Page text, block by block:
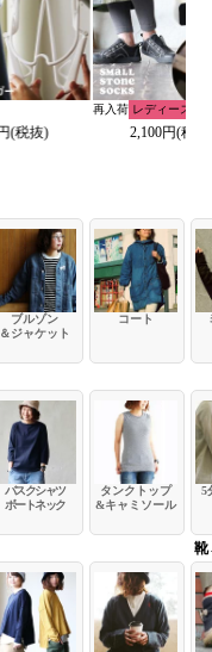
レディース
2,100円(税抜)
ブルゾン
＆ジャケット
コート
バスクシャツ
ボートネック
タンクトップ
&キャミソール
5